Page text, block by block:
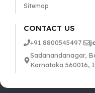
Sitemap
CONTACT US
+91 8800545497
Sadanandanagar,
Karnataka 560016,